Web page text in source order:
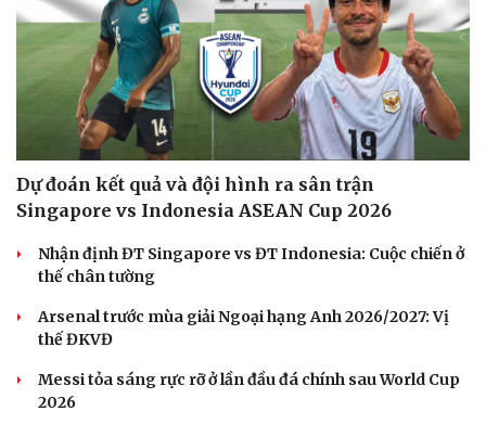
Sức khỏe
Dinh dưỡng - món ngon
Cây thuốc
Sản phụ khoa
Nhi khoa
Nam khoa
Làm đẹp - giảm cân
Phòng mạch online
Ăn sạch sống khỏe
Đời sống
Nhà đẹp
Blog
Tình yêu - Gia đình
Dự đoán kết quả và đội hình ra sân trận
Singapore vs Indonesia ASEAN Cup 2026
Nhận định ĐT Singapore vs ĐT Indonesia: Cuộc chiến ở
thế chân tường
Arsenal trước mùa giải Ngoại hạng Anh 2026/2027: Vị
thế ĐKVĐ
Messi tỏa sáng rực rỡ ở lần đầu đá chính sau World Cup
2026